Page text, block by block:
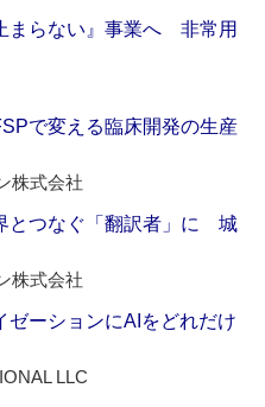
まらない』事業へ 非常用
で変える臨床開発の生産
株式会社
とつなぐ「翻訳者」に 城
株式会社
ゼーションにAIをどれだけ
LLC